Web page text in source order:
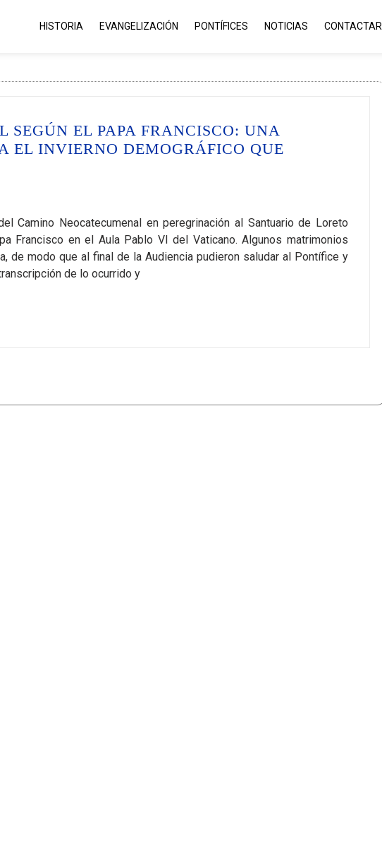
HISTORIA EVANGELIZACIÓN PONTÍFICES NOTICIAS CONTACTAR
EL PAPA FRANCISCO: UNA
EL INVIERNO DEMOGRÁFICO QUE
Camino Neocatecumenal en peregrinación al Santuario de Loreto
Francisco en el Aula Pablo VI del Vaticano. Algunos matrimonios
de modo que al final de la Audiencia pudieron saludar al Pontífice y
de lo ocurrido y